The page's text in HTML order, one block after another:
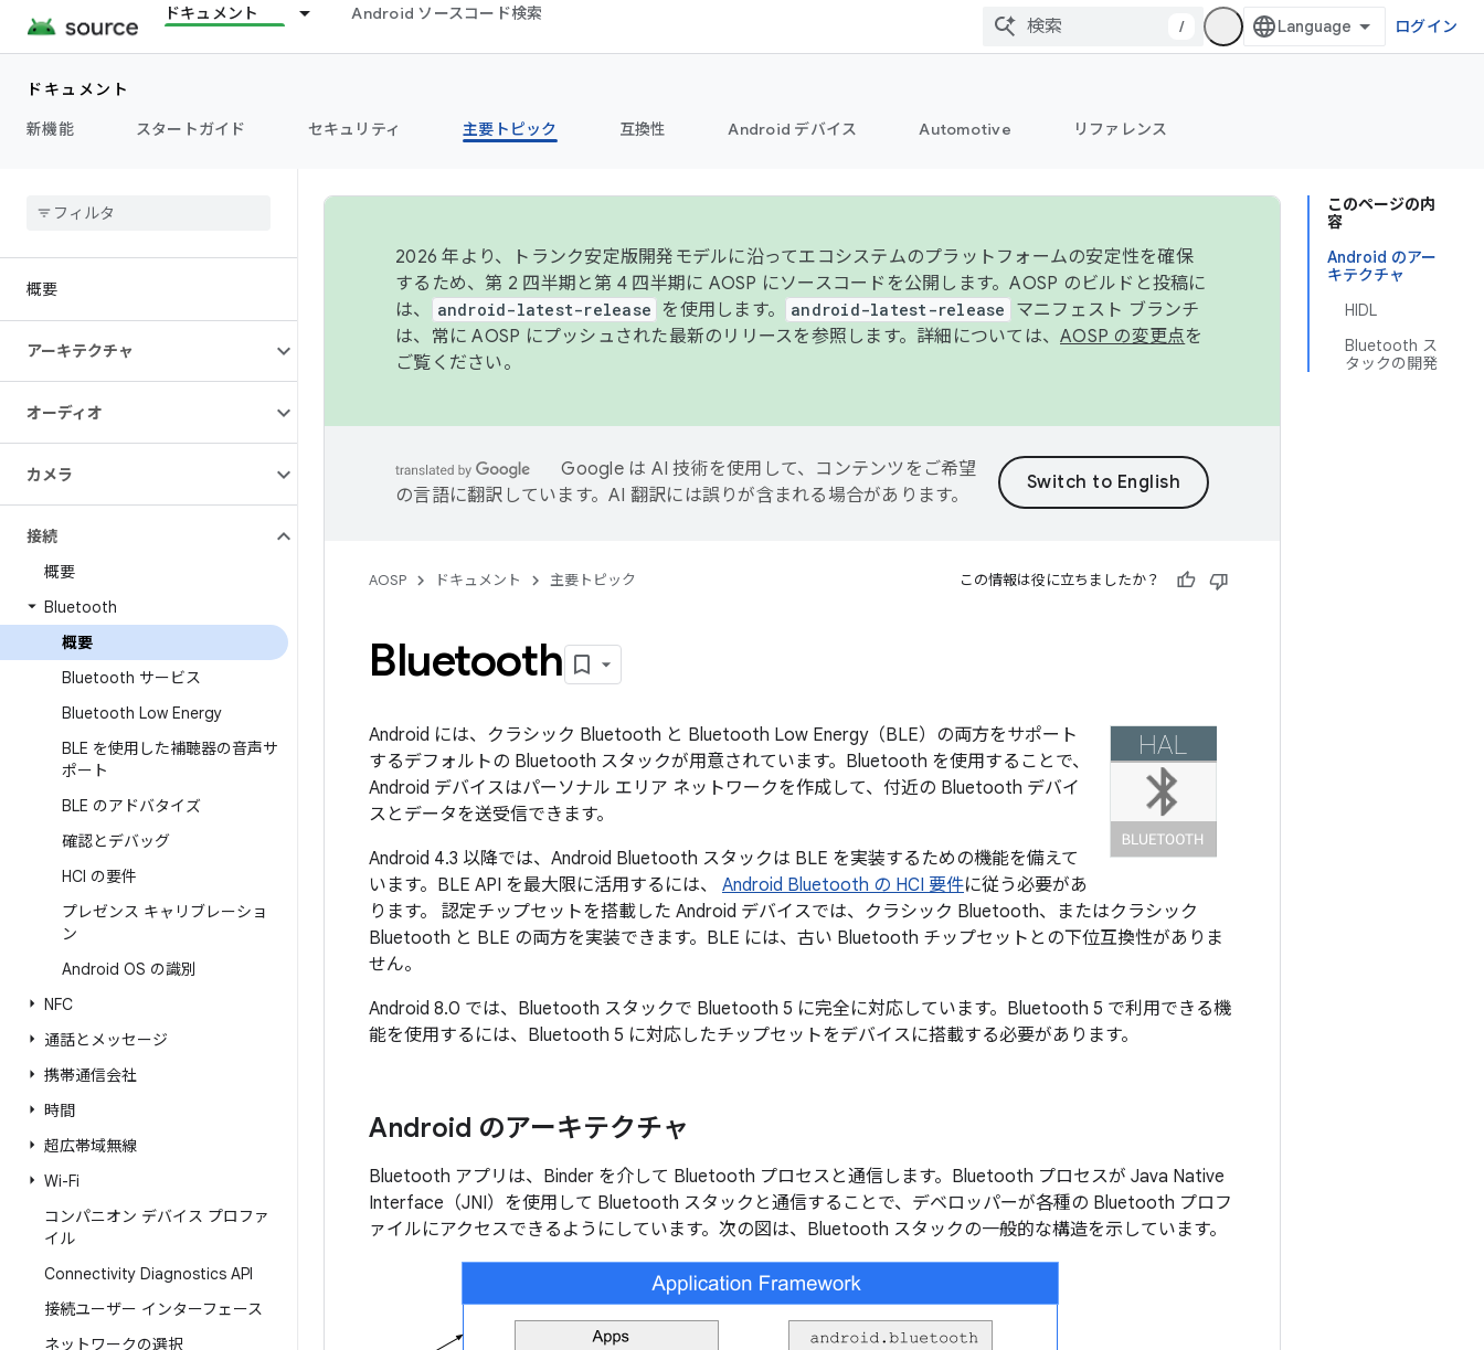
ドキュメント Android ソースコード検索
/ ログイン
ドキュメント
新機能
スタートガイド セキュリティ 主要トピック 互換性 Android デバイス Automotive リファレンス
概要
アーキテクチャ
オーディオ
カメラ
接続
概要
Bluetooth
概要
Bluetooth サービス
Bluetooth Low Energy
BLE を使用した補聴器の音声サ
ポート
BLE のアドバタイズ
確認とデバッグ
HCI の要件
プレゼンス キャリブレーショ
ン
Android OS の識別
NFC
通話とメッセージ
携帯通信会社
時間
超広帯域無線
Wi-Fi
コンパニオン デバイス プロファ
イル
Connectivity Diagnostics API
接続ユーザー インターフェース
ネットワークの選択
このページの内
容
Android のアー
キテクチャ
HIDL
Bluetooth ス
タックの開発
2026 年より、トランク安定版開発モデルに沿ってエコシステムのプラットフォームの安定性を確保
するため、第 2 四半期と第 4 四半期に AOSP にソースコードを公開します。AOSP のビルドと投稿に
は、
android-latest-release を使用します。 android-latest-release
マニフェスト ブランチ
は、常に AOSP にプッシュされた最新のリリースを参照します。詳細については、 AOSP の変更点を
ご覧ください。
Google は AI 技術を使用して、コンテンツをご希望
の言語に翻訳しています。AI 翻訳には誤りが含まれる場合があります。
AOSP ドキュメント 主要トピック この情報は役に立ちましたか？
Bluetooth
Android には、クラシック Bluetooth と Bluetooth Low Energy（BLE）の両方をサポート
するデフォルトの Bluetooth スタックが用意されています。Bluetooth を使用することで、
Android デバイスはパーソナル エリア ネットワークを作成して、付近の Bluetooth デバイ
スとデータを送受信できます。
Android 4.3 以降では、Android Bluetooth スタックは BLE を実装するための機能を備えて
います。BLE API を最大限に活用するには、 Android Bluetooth の HCI 要件に従う必要があ
ります。 認定チップセットを搭載した Android デバイスでは、クラシック Bluetooth、またはクラシック
Bluetooth と BLE の両方を実装できます。BLE には、古い Bluetooth チップセットとの下位互換性がありま
せん。
Android 8.0 では、Bluetooth スタックで Bluetooth 5 に完全に対応しています。Bluetooth 5 で利用できる機
能を使用するには、Bluetooth 5 に対応したチップセットをデバイスに搭載する必要があります。
Android のアーキテクチャ
Bluetooth アプリは、Binder を介して Bluetooth プロセスと通信します。Bluetooth プロセスが Java Native
Interface（JNI）を使用して Bluetooth スタックと通信することで、デベロッパーが各種の Bluetooth プロフ
ァイルにアクセスできるようにしています。次の図は、Bluetooth スタックの一般的な構造を示しています。